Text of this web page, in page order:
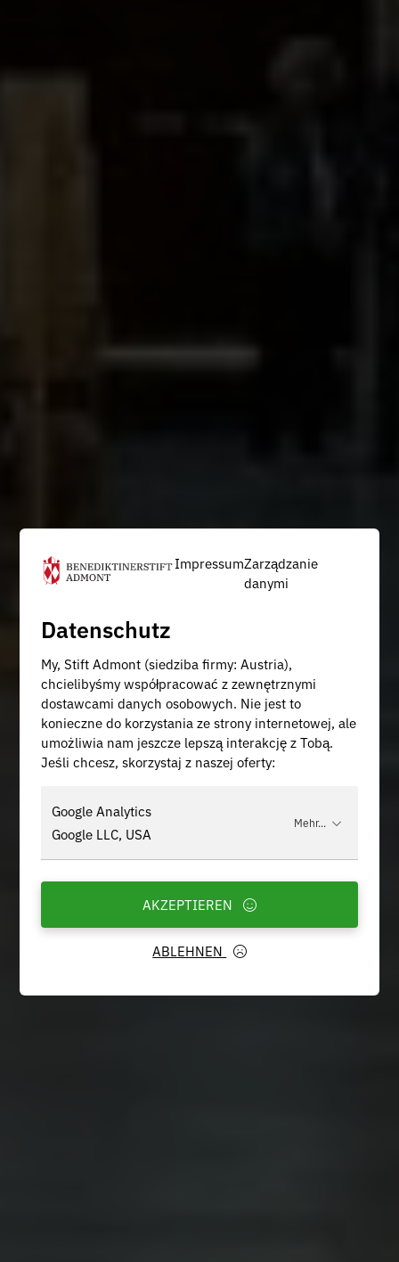
ImpressumZarządzanie
danymi
Datenschutz
My, Stift Admont (siedziba firmy: Austria),
chcielibyśmy współpracować z zewnętrznymi
dostawcami danych osobowych. Nie jest to
konieczne do korzystania ze strony internetowej, ale
umożliwia nam jeszcze lepszą interakcję z Tobą.
Jeśli chcesz, skorzystaj z naszej oferty:
Google Analytics
Google LLC, USA
Mehr...
ABLEHNEN
AKZEPTIEREN